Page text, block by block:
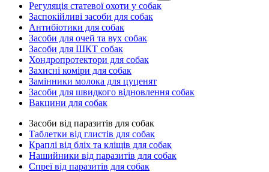
Регуляція статевої охоти у собак
Заспокійливі засоби для собак
Антибіотики для собак
Засоби для очей та вух собак
Засоби для ШКТ собак
Хондропротектори для собак
Захисні коміри для собак
Замінники молока для цуценят
Засоби для швидкого відновлення собак
Вакцини для собак
Засоби від паразитів для собак
Таблетки від глистів для собак
Краплі від бліх та кліщів для собак
Нашийники від паразитів для собак
Спреї від паразитів для собак